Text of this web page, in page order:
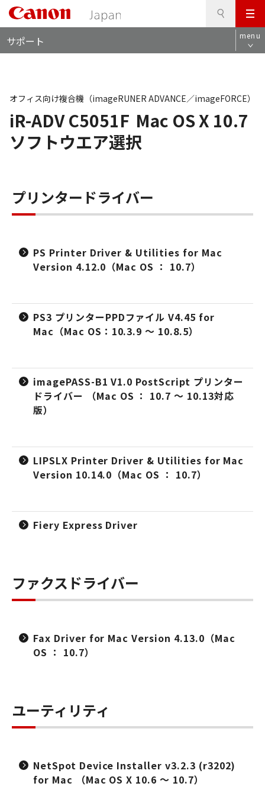
メ
ニ
ュ
サポート menu
iR-ADV C5051F Mac OS X 10.7
ソフトウエア選択
オフィス向け複合機（imageRUNER ADVANCE／imageFORCE）
プリンタードライバー
PS Printer Driver & Utilities for Mac
Version 4.12.0（Mac OS ： 10.7）
PS3 プリンターPPDファイル V4.45 for
Mac（Mac OS：10.3.9 ～ 10.8.5）
imagePASS-B1 V1.0 PostScript プリンター
ドライバー （Mac OS ： 10.7 ～ 10.13対応
版）
LIPSLX Printer Driver & Utilities for Mac
Version 10.14.0（Mac OS ： 10.7）
Fiery Express Driver
ファクスドライバー
Fax Driver for Mac Version 4.13.0（Mac
OS ： 10.7）
ユーティリティ
NetSpot Device Installer v3.2.3 (r3202)
for Mac （Mac OS X 10.6 ～ 10.7）